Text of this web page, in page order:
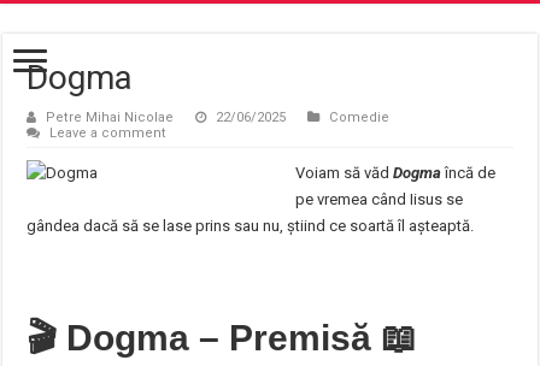
Dogma
Petre Mihai Nicolae 22/06/2025
Comedie
Leave a comment
Voiam să vădDogmaîncă de
pe vremea când Iisus se
gândea dacă să se lase prins sau nu, știind ce soartă îl așteaptă.
🎬 Dogma – Premisă 📖